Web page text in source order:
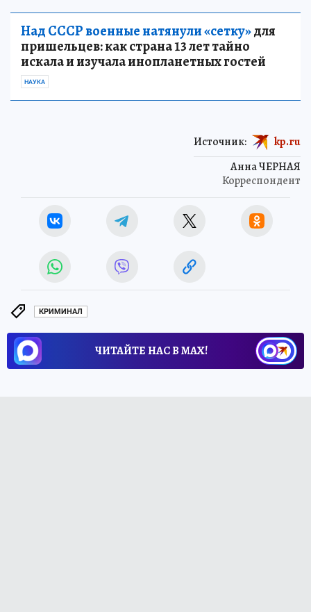
Над СССР военные натянули «сетку»для
пришельцев: как страна 13 лет тайно
искала и изучала инопланетных гостей
НАУКА
Анна ЧЕРНАЯ
Корреспондент
Источник: kp.ru
КРИМИНАЛ
ЧИТАЙТЕ НАС В МАХ!